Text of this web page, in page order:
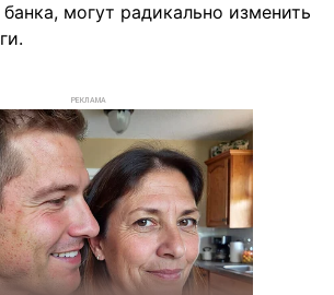
могут радикально изменить
РЕКЛАМА